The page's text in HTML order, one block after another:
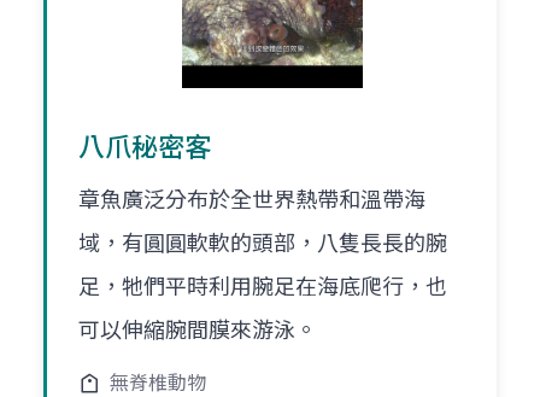
八爪秘密客
章魚廣泛分布於全世界熱帶和溫帶海
域，有圓圓軟軟的頭部，八隻長長的腕
足，牠們平時利用腕足在海底爬行，也
可以伸縮腕間膜來游泳。
無脊椎動物